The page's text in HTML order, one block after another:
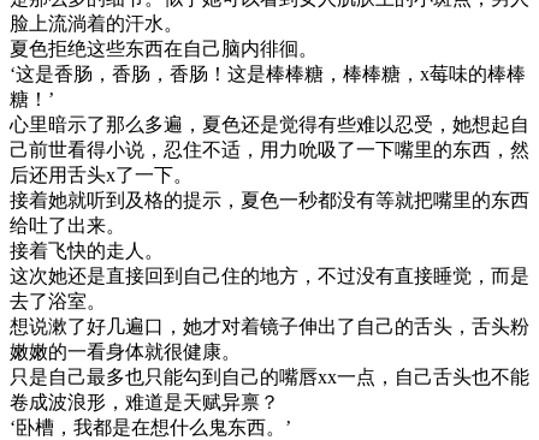
脸上流淌着的汗水。
夏色拒绝这些东西在自己脑内徘徊。
‘这是香肠，香肠，香肠！这是棒棒糖，棒棒糖，x莓味的棒棒
糖！’
心里暗示了那么多遍，夏色还是觉得有些难以忍受，她想起自
己前世看得小说，忍住不适，用力吮吸了一下嘴里的东西，然
后还用舌头x了一下。
接着她就听到及格的提示，夏色一秒都没有等就把嘴里的东西
给吐了出来。
接着飞快的走人。
这次她还是直接回到自己住的地方，不过没有直接睡觉，而是
去了浴室。
想说漱了好几遍口，她才对着镜子伸出了自己的舌头，舌头粉
嫩嫩的一看身体就很健康。
只是自己最多也只能勾到自己的嘴唇xx一点，自己舌头也不能
卷成波浪形，难道是天赋异禀？
‘卧槽，我都是在想什么鬼东西。’